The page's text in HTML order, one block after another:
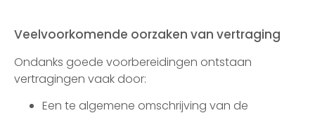
Veelvoorkomende oorzaken van vertraging
Ondanks goede voorbereidingen ontstaan
vertragingen vaak door:
Een te algemene omschrijving van de